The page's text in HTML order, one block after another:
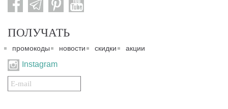
ПОЛУЧАТЬ
промокоды новости скидки акции
Instagram
Подписаться
на